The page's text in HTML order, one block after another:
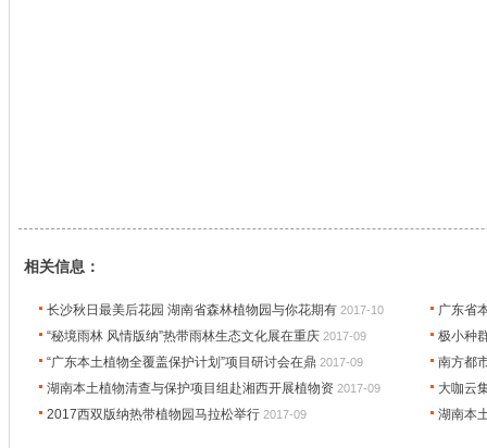
相关信息：
长沙秋日最美后花园 湖南省森林植物园与你花期有 2017-10
广东省
“秘境雨林 风情版纳”热带雨林生态文化展在重庆 2017-09
极小种
“广东本土植物全覆盖保护计划”项目研讨会在鼎 2017-09
南方都
湖南本土植物清查与保护项目组赴湘西开展植物资 2017-09
大咖云
2017西双版纳热带植物园马拉松举行 2017-09 湖南本